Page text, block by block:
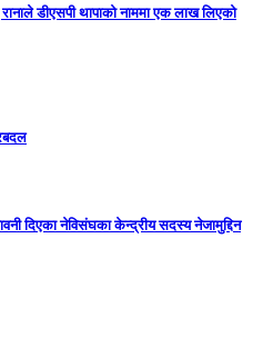
डीएसपी थापाको नाममा एक लाख लिएको
दिएका नेविसंघका केन्द्रीय सदस्य नेजामुद्दिन